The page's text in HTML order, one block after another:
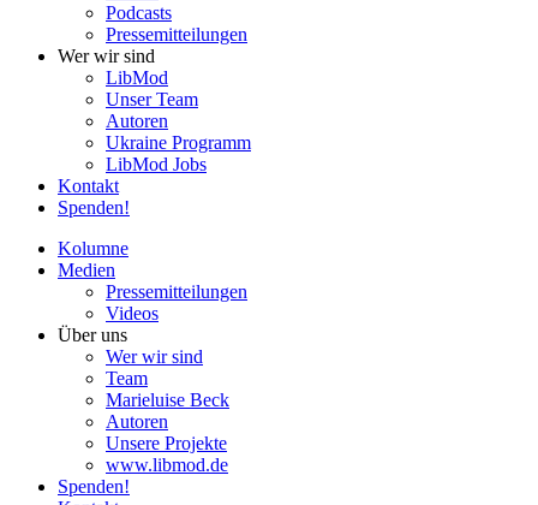
Pod­casts
Pres­se­mit­tei­lun­gen
Wer wir sind
LibMod
Unser Team
Autoren
Ukraine Pro­gramm
LibMod Jobs
Kontakt
Spenden!
Kolumne
Medien
Pres­se­mit­tei­lun­gen
Videos
Über uns
Wer wir sind
Team
Marie­luise Beck
Autoren
Unsere Pro­jekte
www.libmod.de
Spenden!